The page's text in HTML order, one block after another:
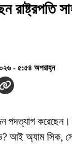
- ৫:৫৪ অপরাহ্ন
পদত্যাগ
আই অ্যাম সিক,